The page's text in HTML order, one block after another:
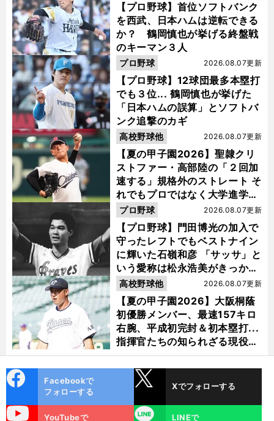
【プロ野球】首位ソフトバンク
を西武、日本ハムは逆転できる
か？ 鶴岡慎也が挙げる終盤戦
のキーマン３人
【プロ野球】12球団最多本塁打
でも３位... 鶴岡慎也が挙げた
「日本ハムの誤算」とソフトバ
ンク追撃のカギ
2026.08.07更新
プロ野球
【夏の甲子園2026】聖隷クリ
ストファー・高部陸の「２回加
速する」規格外のストレート そ
れでもプロではなく大学進学を
選ぶ理由
2026.08.07更新
高校野球他
【プロ野球】門田博光の加入で
守ったレフトでもベストナイン
に輝いた石嶺和彦 「サッサ」と
いう愛称は松永浩美がきっか
け？
2026.08.07更新
プロ野球
【夏の甲子園2026】大阪桐蔭
初優勝メンバー、最速157キロ
右腕、平成初完封＆初本塁打...
指揮官たちの知られざる現役時
代
2026.08.07更新
高校野球他
ok
Facebookで
フォローする
Xでフォローする
YouTubeで LINE LINEで